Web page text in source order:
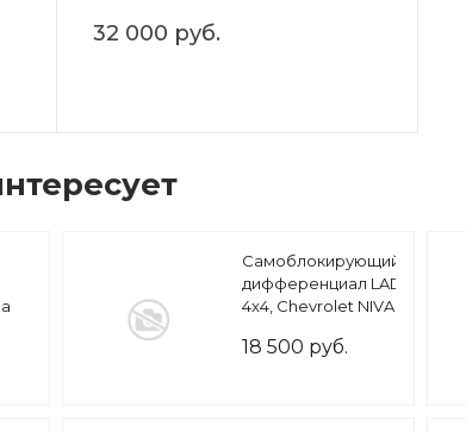
32 000 руб.
Самоблокирующийся
дифференциал LADA
4x4, Chevrolet NIVA
ось)
18 500 руб.